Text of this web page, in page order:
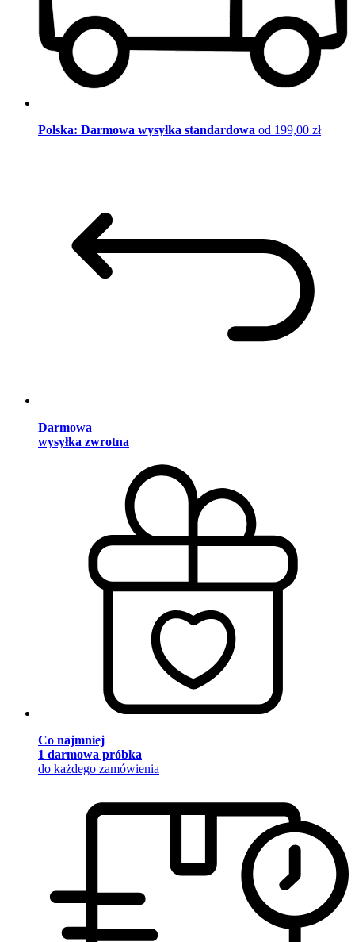
Polska: Darmowa wysyłka standardowa od 199,00 zł
Darmowa
wysyłka zwrotna
Co najmniej
1 darmowa próbka
do każdego zamówienia